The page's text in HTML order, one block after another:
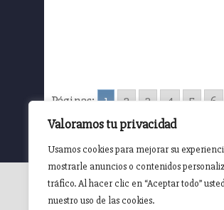
Valoramos tu privacidad
Usamos cookies para mejorar su
mostrarle anuncios o contenidos
tráfico. Al hacer clic en “Aceptar todo”
nuestro uso de las cookies.
Páginas: 1 2 3 4 5 6
INICIO AGENDA